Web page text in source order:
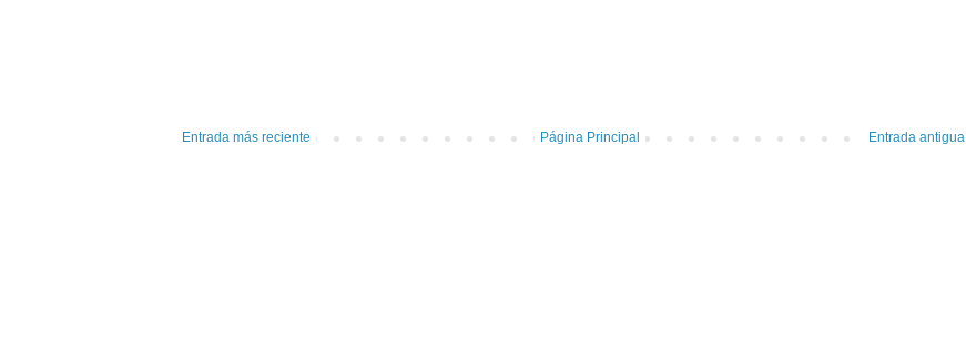
Entrada más reciente Entrada antigua
Página Principal